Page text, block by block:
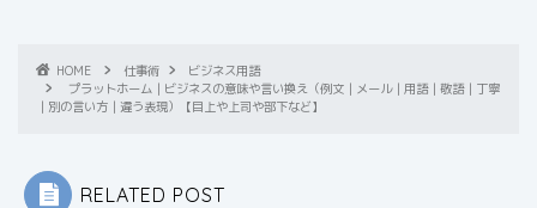
HOME 仕事術
ビジネス用語
プラットホーム｜ビジネスの意味や言い換え（例文｜メール｜用語｜敬語｜丁寧
｜別の言い方｜違う表現）【目上や上司や部下など】
RELATED POST